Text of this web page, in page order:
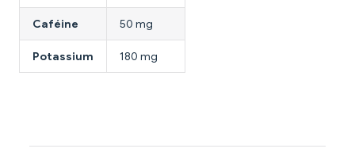
Caféine 50 mg
Potassium 180 mg